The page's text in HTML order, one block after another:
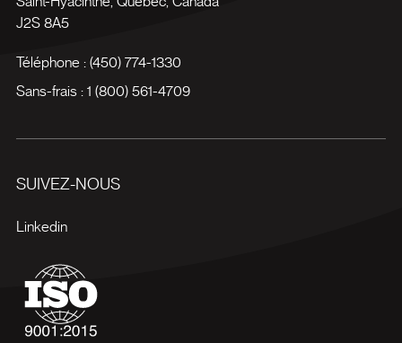
J2S 8A5
Téléphone : (450) 774-1330
Sans-frais : 1 (800) 561-4709
SUIVEZ-NOUS
Linkedin